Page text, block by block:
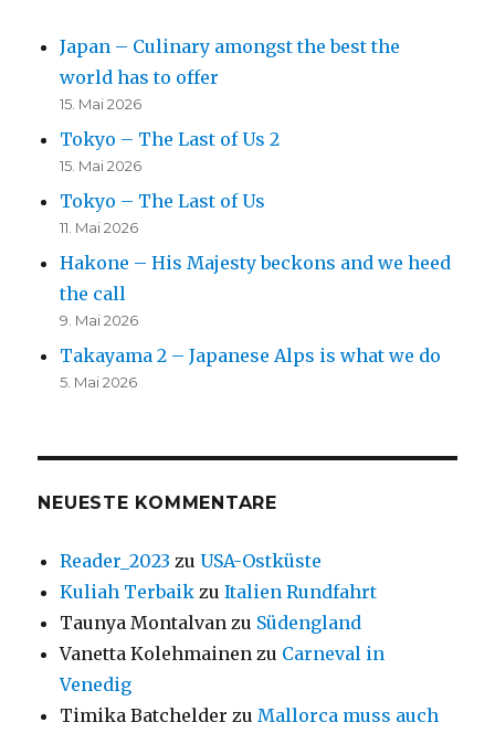
Japan – Culinary amongst the best the
world has to offer
15. Mai 2026
Tokyo – The Last of Us 2
15. Mai 2026
Tokyo – The Last of Us
11. Mai 2026
Hakone – His Majesty beckons and we heed
the call
9. Mai 2026
Takayama 2 – Japanese Alps is what we do
5. Mai 2026
NEUESTE KOMMENTARE
Reader_2023 zuUSA-Ostküste
Kuliah Terbaik zuItalien Rundfahrt
Taunya Montalvan zu Südengland
Vanetta Kolehmainen zu Carneval in
Venedig
Timika Batchelder zu Mallorca muss auch